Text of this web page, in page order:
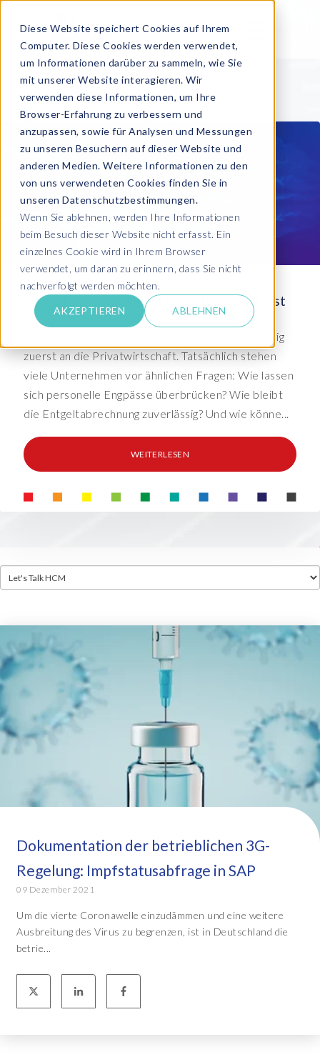
Diese Website speichert Cookies auf Ihrem
Computer. Diese Cookies werden verwendet,
um Informationen darüber zu sammeln, wie Sie
mit unserer Website interagieren. Wir
verwenden diese Informationen, um Ihre
Browser-Erfahrung zu verbessern und
anzupassen, sowie für Analysen und Messungen
zu unseren Besuchern auf dieser Website und
anderen Medien. Weitere Informationen zu den
von uns verwendeten Cookies finden Sie in
unseren Datenschutzbestimmungen.
Wenn Sie ablehnen, werden Ihre Informationen
beim Besuch dieser Website nicht erfasst. Ein
einzelnes Cookie wird in Ihrem Browser
verwendet, um daran zu erinnern, dass Sie nicht
nachverfolgt werden möchten.
AKZEPTIEREN ABLEHNEN
Payroll Outsourcing im öffentlichen Dienst
Wer über Payroll Outsourcing spricht, denkt häufig
zuerst an die Privatwirtschaft. Tatsächlich stehen
viele Unternehmen vor ähnlichen Fragen: Wie lassen
sich personelle Engpässe überbrücken? Wie bleibt
die Entgeltabrechnung zuverlässig? Und wie könne...
WEITERLESEN
Dokumentation der betrieblichen 3G-
Regelung: Impfstatusabfrage in SAP
09 Dezember 2021
Um die vierte Coronawelle einzudämmen und eine weitere
Ausbreitung des Virus zu begrenzen, ist in Deutschland die
betrie...